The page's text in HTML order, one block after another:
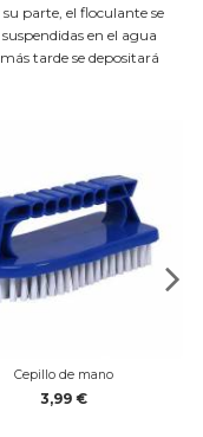
parte, el floculante se
en el agua
tarde se depositará
Cepillo de mano
3,99 €